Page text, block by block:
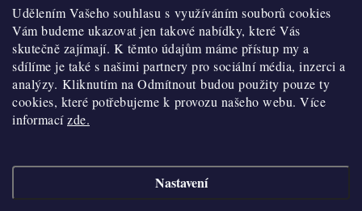
Udělením Vašeho souhlasu s využíváním souborů cookies
Vám budeme ukazovat jen takové nabídky, které Vás
skutečně zajímají. K těmto údajům máme přístup my a
sdílíme je také s našimi partnery pro sociální média, inzerci a
analýzy. Kliknutím na Odmítnout budou použity pouze ty
cookies, které potřebujeme k provozu našeho webu. Více
informacízde.
Nastavení
Obchodní podmínky
Hodnocení obchodu
Blog
Moje objednávka
Historie
Kontakty
O nákupu
Reklamace a vratky
Výdejní místa